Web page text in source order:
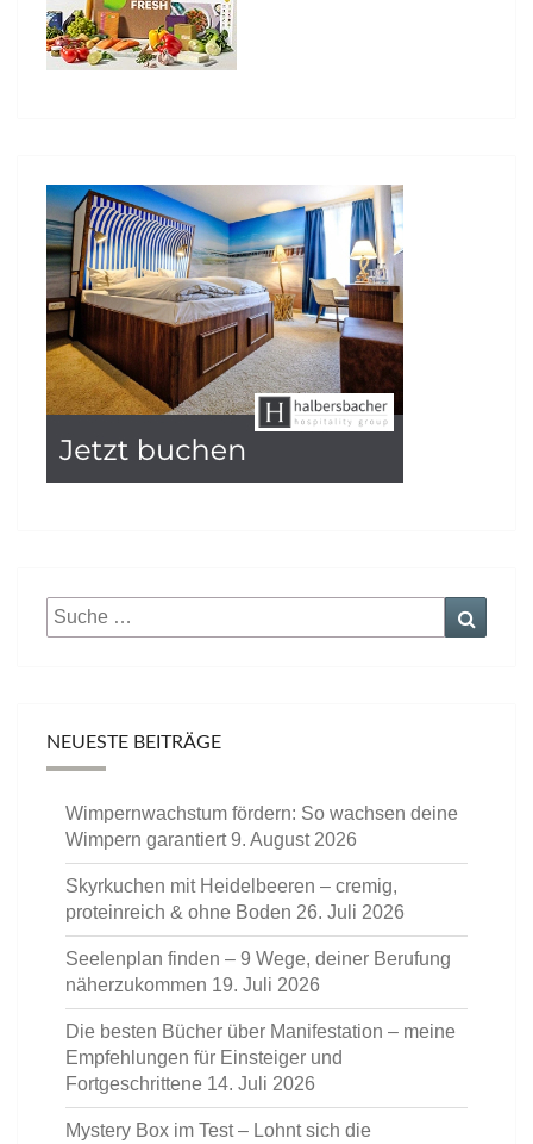
Suche
nach:
NEUESTE BEITRÄGE
Wimpernwachstum fördern: So wachsen deine
Wimpern garantiert 9. August 2026
Skyrkuchen mit Heidelbeeren – cremig,
proteinreich & ohne Boden 26. Juli 2026
Seelenplan finden – 9 Wege, deiner Berufung
näherzukommen 19. Juli 2026
Die besten Bücher über Manifestation – meine
Empfehlungen für Einsteiger und
Fortgeschrittene 14. Juli 2026
Mystery Box im Test – Lohnt sich die